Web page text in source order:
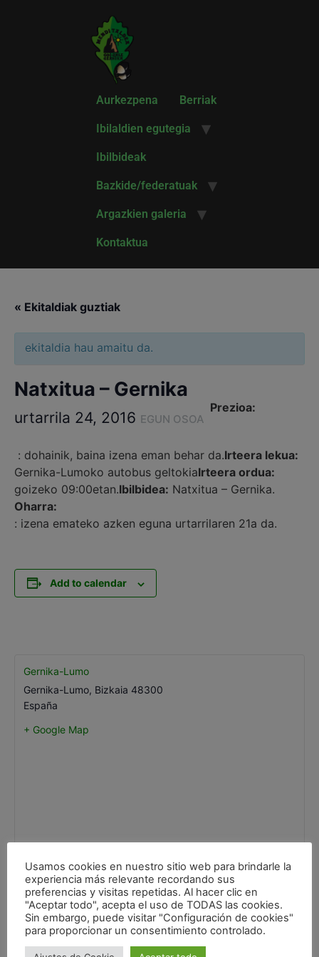
Aurkezpena Berriak
Ibilaldien egutegia
Ibilbideak
Bazkide/federatuak
Argazkien galeria
Kontaktua
« Ekitaldiak guztiak
ekitaldia hau amaitu da.
Natxitua – Gernika
urtarrila 24, 2016 EGUN OSOA
Prezioa:
: dohainik, baina izena eman behar da.Irteera lekua:
Gernika-Lumoko autobus geltokiaIrteera ordua:
goizeko 09:00etan.Ibilbidea: Natxitua – Gernika.
Oharra:
: izena emateko azken eguna urtarrilaren 21a da.
Add to calendar
Gernika-Lumo
Gernika-Lumo, Bizkaia 48300
España
+ Google Map
Usamos cookies en nuestro sitio web para brindarle la
experiencia más relevante recordando sus
preferencias y visitas repetidas. Al hacer clic en
"Aceptar todo", acepta el uso de TODAS las cookies.
Sin embargo, puede visitar "Configuración de cookies"
para proporcionar un consentimiento controlado.